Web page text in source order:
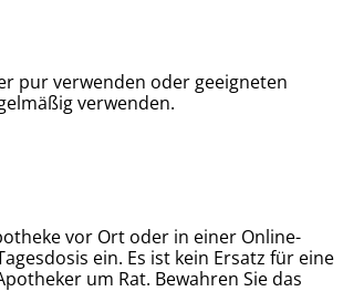
pur verwenden oder geeigneten
verwenden.
vor Ort oder in einer Online-
ein. Es ist kein Ersatz für eine
um Rat. Bewahren Sie das